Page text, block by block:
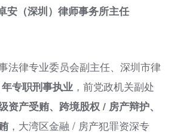
安（深圳）律师事务所主任
法律专业委员会副主任、深圳市律
专职刑事执业，前党政机关副处
资产受贿、跨境股权 / 房产辩护、
，大湾区金融 / 房产犯罪资深专